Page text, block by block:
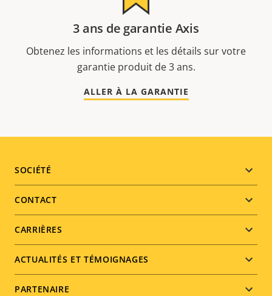
3 ans de garantie Axis
Obtenez les informations et les détails sur votre
garantie produit de 3 ans.
ALLER À LA GARANTIE
Footer
menu
SOCIÉTÉ
CONTACT
CARRIÈRES
ACTUALITÉS ET TÉMOIGNAGES
PARTENAIRE